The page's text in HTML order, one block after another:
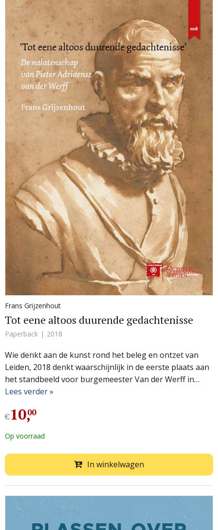
Frans Grijzenhout
Tot eene altoos duurende gedachtenisse
Paperback 2018
Wie denkt aan de kunst rond het beleg en ontzet van
Leiden, 2018 denkt waarschijnlijk in de eerste plaats aan
het standbeeld voor burgemeester Van der Werff in…
Lees verder »
€10,00
Op voorraad
In winkelwagen